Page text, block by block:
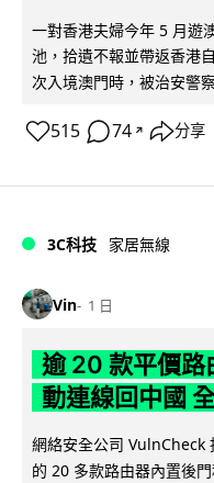
一對香港夫婦今年 5 月遊
池，拾遺不報並帶返香港
次入境澳門時，被治安警
515 74 ↗ 分享
3C科技 家居無線
Vin 1 日
逾 20 款平價路
動連線回中國
網絡安全公司 VulnCheck
的 20 多款路由器內置後